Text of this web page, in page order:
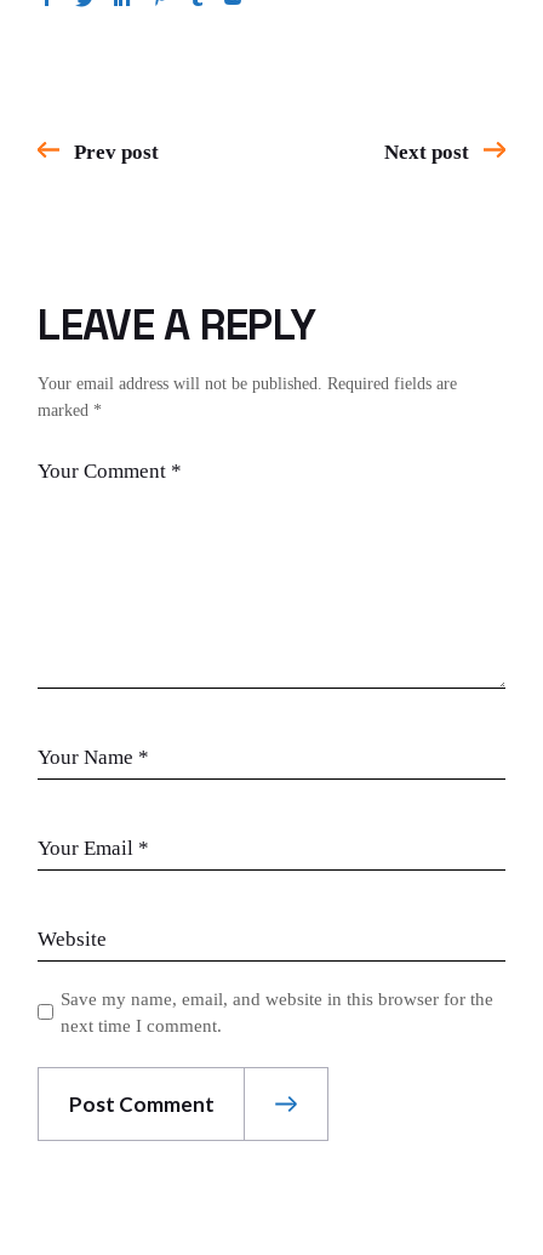
Prev post Next post
LEAVE A REPLY
Your email address will not be published.
Required fields are
marked *
Save my name, email, and website in this browser for the
next time I comment.
Post Comment